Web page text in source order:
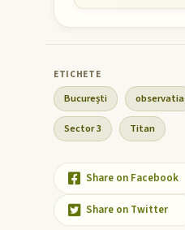
București observatia
Sector 3 Titan
Share on Facebook
Share on Twitter